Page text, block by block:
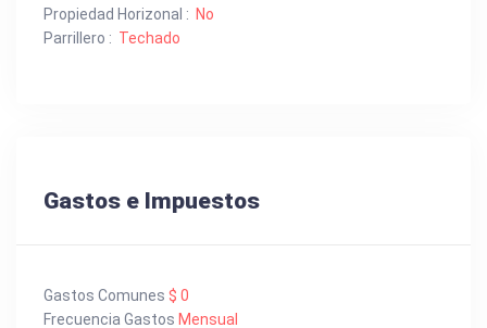
Propiedad Horizonal : No
Parrillero : Techado
Gastos e Impuestos
Gastos Comunes $ 0
Frecuencia Gastos Mensual